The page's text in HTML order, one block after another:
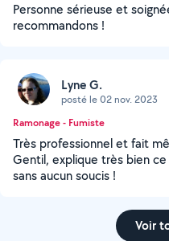
Personne sérieuse et
recommandons !
Lyne G.
posté le 02 nov. 2023
Ramonage - Fumiste
Très professionnel et fait
Gentil, explique très bien
sans aucun soucis !
Voir